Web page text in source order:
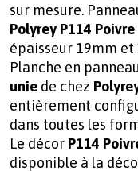
sur mesure.
Polyrey P114 Poivre
épaisseur 19mm et
Planche en
unie de chez
entièrement
dans toutes les
Le décor P114
disponible à la